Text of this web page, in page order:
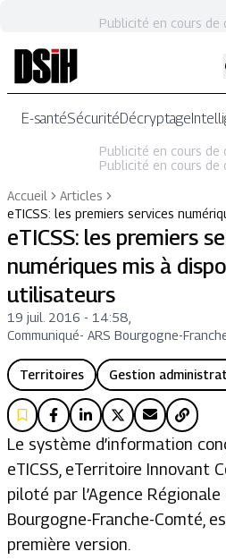
Publicité en cours de
E-santéSécuritéDécryptage
Publicité en cours de
Publicité en cours de
Accueil
Articles
eTICSS: les premiers services
eTICSS: les premiers
numériques mis à
utilisateurs
19 juil. 2016 - 14:58
Communiqué- ARS Bourgogne-
Territoires Gestion
Le système d’information
eTICSS, eTerritoire Innovant
piloté par l’Agence
Bourgogne-Franche-Comté,
première version.